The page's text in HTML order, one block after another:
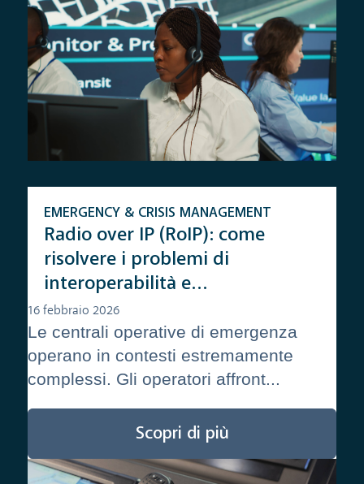
Radio over IP (RoIP): come
risolvere i problemi di
interoperabilità e
comunicazione in emergenza
EMERGENCY & CRISIS MANAGEMENT
16 febbraio 2026
Le centrali operative di emergenza
operano in contesti estremamente
complessi. Gli operatori affront...
Scopri di più